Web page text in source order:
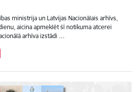
ministrija un Latvijas Nacionālais arhīvs,
aicina apmeklēt šī notikuma atcerei
arhīva izstādi …